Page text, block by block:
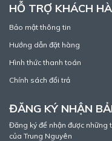
HỖ TRỢ KHÁCH
Bảo mật thông tin
Hướng dẫn đặt hàng
Hình thức thanh toán
Chính sách đổi trả
ĐĂNG KÝ NHẬN
Đăng ký để nhận được những
của Trung Nguyên